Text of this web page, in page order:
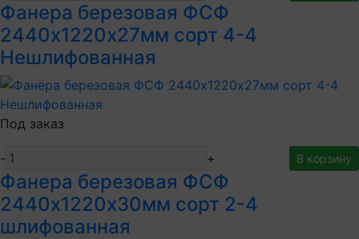
Фанера березовая ФСФ
2440х1220х27мм сорт 4-4
Нешлифованная
Под заказ
- + В корзину
Фанера березовая ФСФ
2440х1220х30мм сорт 2-4
шлифованная